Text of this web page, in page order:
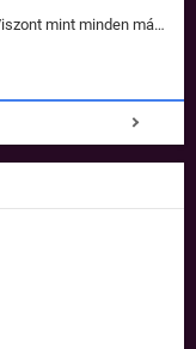
Amióta bejött, csak ezzel játszom. Viszont mint minden más - akár az alapjáték is, ez is baromira összetett lett. Néha már pár kör után is esélytelen az egész. Vagy irreállisan túltápol valaki, vagy lelép a partner, vagy csak hülye mint a segg. És amikor eljönne az én időm, na akkor jön el mindenki másé is. Engem jobban érdekelne, hogy ki milyen ratingen szokott játszani. Na ez lenne egy érdekes adat.